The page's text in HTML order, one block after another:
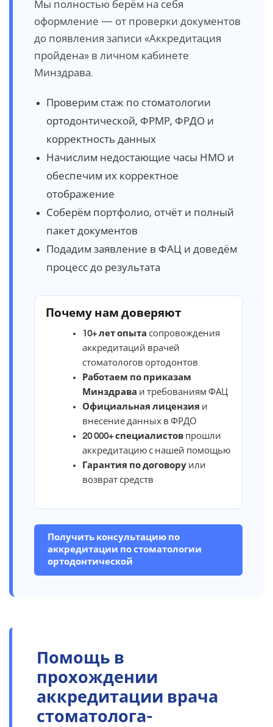
Мы полностью берём на себя
оформление — от проверки документов
до появления записи «Аккредитация
пройдена» в личном кабинете
Минздрава.
Проверим стаж по стоматологии
ортодонтической, ФРМР, ФРДО и
корректность данных
Начислим недостающие часы НМО и
обеспечим их корректное
отображение
Соберём портфолио, отчёт и полный
пакет документов
Подадим заявление в ФАЦ и доведём
процесс до результата
Почему нам доверяют
10+ лет опыта сопровождения
аккредитаций врачей
стоматологов ортодонтов
Работаем по приказам
Минздрава и требованиям ФАЦ
Официальная лицензия и
внесение данных в ФРДО
20 000+ специалистов прошли
аккредитацию с нашей помощью
Гарантия по договору или
возврат средств
Получить консультацию по
аккредитации по стоматологии
ортодонтической
Помощь в
прохождении
аккредитации врача
стоматолога-